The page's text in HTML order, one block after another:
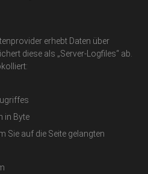
erhebt Daten über
diese als „Server-Logfiles“ ab.
in Byte
Sie auf die Seite gelangten